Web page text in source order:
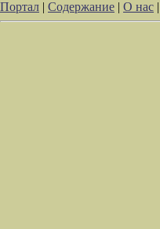
Портал | Содержание | О нас |